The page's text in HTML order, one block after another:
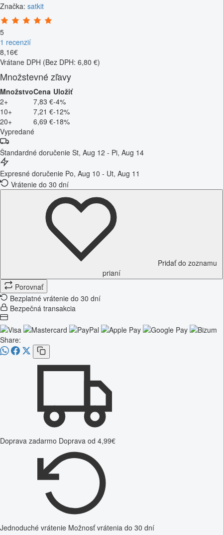
Značka: satkit
5
1 recenzií
8,16€
Vrátane DPH (Bez DPH: 6,80 €)
Množstevné zľavy
MnožstvoCena Uložiť
2+
7,83 €-4%
10+
7,21 €-12%
20+
6,69 €-18%
Vypredané
Štandardné doručenie St, Aug 12 - Pi, Aug 14
Expresné doručenie Po, Aug 10 - Ut, Aug 11
Vrátenie do 30 dní
Pridať do zoznamu
prianí
Porovnať
Bezplatné vrátenie do 30 dní
Bezpečná transakcia
Share:
Doprava zadarmo Doprava od 4,99€
Jednoduché vrátenie Možnosť vrátenia do 30 dní